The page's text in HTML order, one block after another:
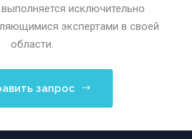
исключительно
экспертами в своей
области.
запрос